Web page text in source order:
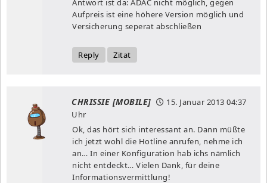
Antwort ist da: ADAC nicht möglich, gegen
Aufpreis ist eine höhere Version möglich und
Versicherung seperat abschließen
Reply Zitat
CHRISSIE [MOBILE] 15. Januar 2013 04:37
Uhr
Ok, das hört sich interessant an. Dann müßte
ich jetzt wohl die Hotline anrufen, nehme ich
an… In einer Konfiguration hab ichs nämlich
nicht entdeckt… Vielen Dank, für deine
Informationsvermittlung!